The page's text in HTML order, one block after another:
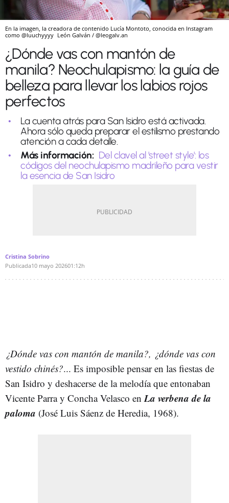
En la imagen, la creadora de contenido Lucía Montoto, conocida en Instagram
como @luuchyyyy León Galván / @leogalv.an
¿Dónde vas con mantón de
manila? Neochulapismo: la guía de
belleza para llevar los labios rojos
perfectos
La cuenta atrás para San Isidro está activada.
Ahora sólo queda preparar el estilismo prestando
atención a cada detalle.
Más información: Del clavel al 'street style': los
códigos del neochulapismo madrileño para vestir
la esencia de San Isidro
Cristina Sobrino
Publicada10 mayo 202601:12h
¿Dónde vas con mantón de manila?, ¿dónde vas con
vestido chinés?... Es imposible pensar en las fiestas de
San Isidro y deshacerse de la melodía que entonaban
Vicente Parra y Concha Velasco en La verbena de la
paloma (José Luis Sáenz de Heredia, 1968).